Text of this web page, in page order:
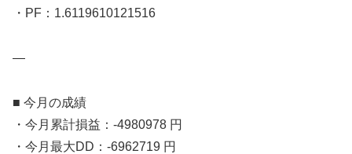
・PF：1.6119610121516
—
■ 今月の成績
・今月累計損益：-4980978 円
・今月最大DD：-6962719 円